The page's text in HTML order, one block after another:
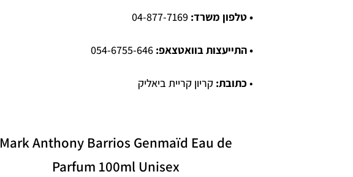
• טלפון משרד:
• התייעצות בוואטצאפ:
• כתובת: קריון קריית ביאליק
Mark Anthony Barrios Genmaïd Eau de
Parfum 100ml Unisex